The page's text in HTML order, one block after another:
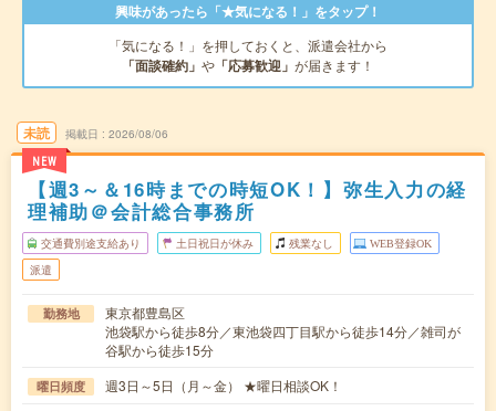
興味があったら「★気になる！」をタップ！
「気になる！」を押しておくと、派遣会社から
「面談確約」 や 「応募歓迎」 が届きます！
未読
NEW
掲載日 2026/08/06
【週3～＆16時までの時短OK！】弥生入力の経
理補助＠会計総合事務所
交通費別途支給あり 土日祝日が休み 残業なし WEB登録OK
派遣
勤務地
東京都豊島区
池袋駅から徒歩8分／東池袋四丁目駅から徒歩14分／雑司が
谷駅から徒歩15分
曜日頻度 週3日～5日（月～金） ★曜日相談OK！